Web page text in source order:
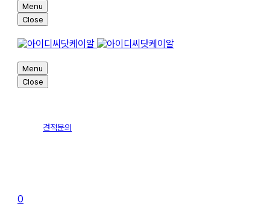
Menu
Close
Menu
Close
견적문의
0